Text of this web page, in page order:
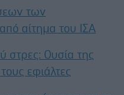
των
αίτημα του ΙΣΑ
στρες: Ουσία της
εφιάλτες